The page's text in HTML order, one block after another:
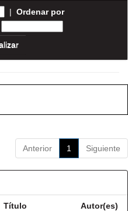
| Ordenar por
Anterior 1 Siguiente
Título Autor(es)